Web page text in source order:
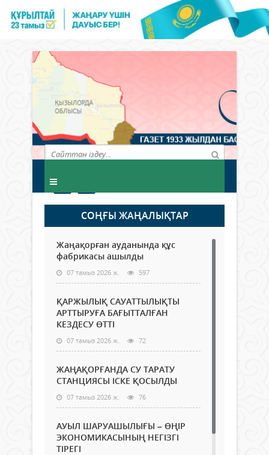
СОҢҒЫ ЖАҢАЛЫҚТАР
Жаңақорған ауданында құс
фабрикасы ашылды
07 тамыз 2026 ж. 597
ҚАРЖЫЛЫҚ САУАТТЫЛЫҚТЫ
АРТТЫРУҒА БАҒЫТТАЛҒАН
КЕЗДЕСУ ӨТТІ
07 тамыз 2026 ж. 72
ЖАҢАҚОРҒАНДА СУ ТАРАТУ
СТАНЦИЯСЫ ІСКЕ ҚОСЫЛДЫ
07 тамыз 2026 ж. 76
АУЫЛ ШАРУАШЫЛЫҒЫ – ӨҢІР
ЭКОНОМИКАСЫНЫҢ НЕГІЗГІ
ТІРЕГІ